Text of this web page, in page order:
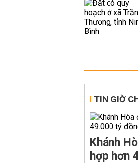
TIN GIỜ
Khánh
hợp hơn